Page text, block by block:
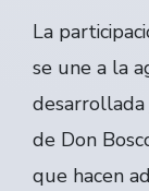
La
se une a la
de Don
que hacen